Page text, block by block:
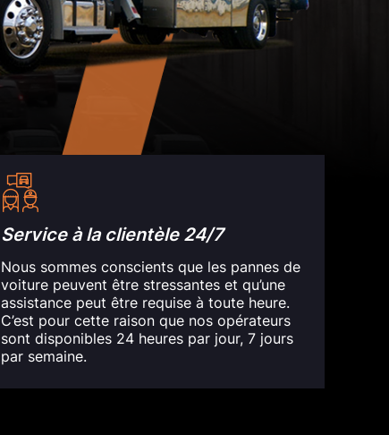
Service à la clientèle 24/7
Nous sommes conscients que les pannes de
voiture peuvent être stressantes et qu’une
assistance peut être requise à toute heure.
C’est pour cette raison que nos opérateurs
sont disponibles 24 heures par jour, 7 jours
par semaine.